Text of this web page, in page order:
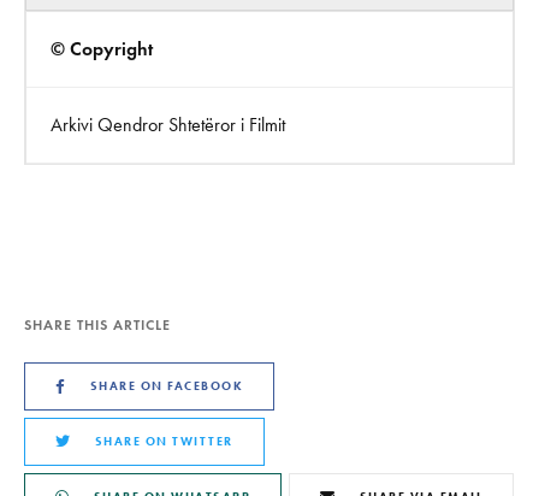
© Copyright
Arkivi Qendror Shtetëror i Filmit
SHARE THIS ARTICLE
SHARE ON FACEBOOK
SHARE ON TWITTER